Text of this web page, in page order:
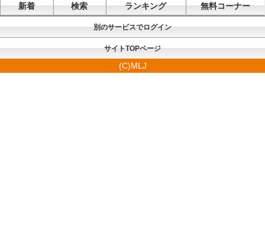
新着 検索 ランキング 無料コーナー
別のサービスでログイン
サイトTOPページ
(C)MLJ